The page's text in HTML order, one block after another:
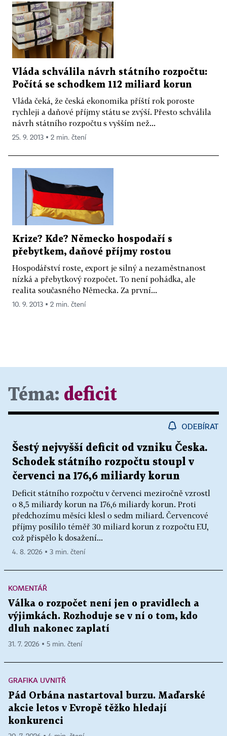
Vláda schválila návrh státního rozpočtu:
Počítá se schodkem 112 miliard korun
Vláda čeká, že česká ekonomika příští rok poroste
rychleji a daňové příjmy státu se zvýší. Přesto schválila
návrh státního rozpočtu s vyšším než...
25. 9. 2013 ▪ 2 min. čtení
Krize? Kde? Německo hospodaří s
přebytkem, daňové příjmy rostou
Hospodářství roste, export je silný a nezaměstnanost
nízká a přebytkový rozpočet. To není pohádka, ale
realita současného Německa. Za první...
10. 9. 2013 ▪ 2 min. čtení
Téma: deficit
ODEBÍRAT
Šestý nejvyšší deficit od vzniku Česka.
Schodek státního rozpočtu stoupl v
červenci na 176,6 miliardy korun
Deficit státního rozpočtu v červenci meziročně vzrostl
o 8,5 miliardy korun na 176,6 miliardy korun. Proti
předchozímu měsíci klesl o sedm miliard. Červencové
příjmy posílilo téměř 30 miliard korun z rozpočtu EU,
což přispělo k dosažení...
4. 8. 2026 ▪ 3 min. čtení
KOMENTÁŘ
Válka o rozpočet není jen o pravidlech a
výjimkách. Rozhoduje se v ní o tom, kdo
dluh nakonec zaplatí
31. 7. 2026 ▪ 5 min. čtení
GRAFIKA UVNITŘ
Pád Orbána nastartoval burzu. Maďarské
akcie letos v Evropě těžko hledají
konkurenci